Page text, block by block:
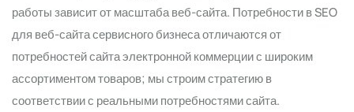
работы зависит от масштаба веб-сайта. Потребности в SEO
для веб-сайта сервисного бизнеса отличаются от
потребностей сайта электронной коммерции с широким
ассортиментом товаров; мы строим стратегию в
соответствии с реальными потребностями сайта.